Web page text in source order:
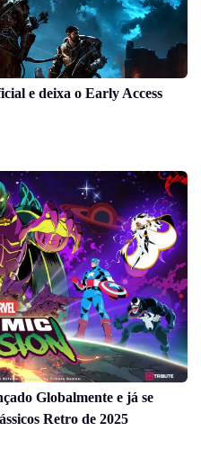
e deixa o Early Access
Globalmente e já se
Retro de 2025